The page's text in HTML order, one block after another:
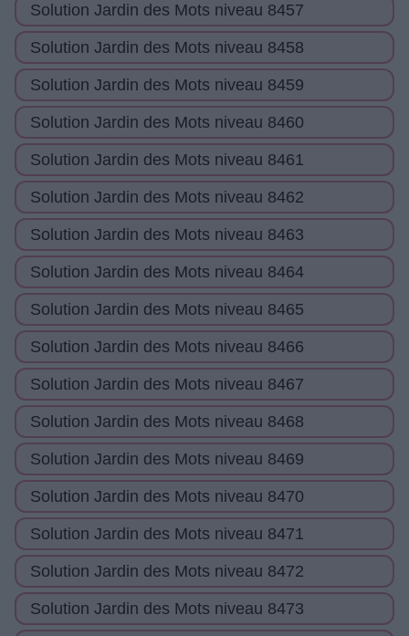
Solution Jardin des Mots niveau 8457
Solution Jardin des Mots niveau 8458
Solution Jardin des Mots niveau 8459
Solution Jardin des Mots niveau 8460
Solution Jardin des Mots niveau 8461
Solution Jardin des Mots niveau 8462
Solution Jardin des Mots niveau 8463
Solution Jardin des Mots niveau 8464
Solution Jardin des Mots niveau 8465
Solution Jardin des Mots niveau 8466
Solution Jardin des Mots niveau 8467
Solution Jardin des Mots niveau 8468
Solution Jardin des Mots niveau 8469
Solution Jardin des Mots niveau 8470
Solution Jardin des Mots niveau 8471
Solution Jardin des Mots niveau 8472
Solution Jardin des Mots niveau 8473